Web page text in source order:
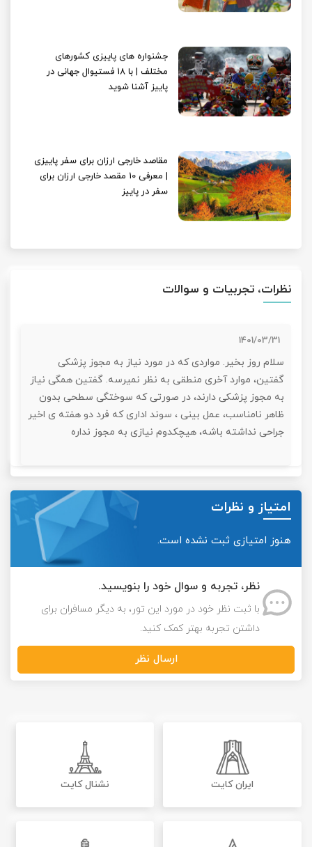
جشنواره های پاییزی کشورهای
مختلف | با 18 فستیوال جهانی در
پاییز آشنا شوید
مقاصد خارجی ارزان برای سفر پاییزی
| معرفی 10 مقصد خارجی ارزان برای
سفر در پاییز
نظرات، تجربیات و سوالات
سلام روز بخیر. مواردی که در مورد نیاز به مجوز پزشکی
گفتین، موارد آخری منطقی به نظر نمیرسه. گفتین همگی نیاز
به مجوز پزشکی دارند، در صورتی که سوختگی سطحی بدون
ظاهر نامناسب، عمل بینی ، سوند اداری که فرد دو هفته ی اخیر
جراحی نداشته باشه، هیچکدوم نیازی به مجوز نداره
امتیاز و نظرات
هنوز امتیازی ثبت نشده است.
نظر، تجربه و سوال خود را بنویسید.
با ثبت نظر خود در مورد این تور، به دیگر مسافران برای
داشتن تجربه بهتر کمک کنید.
ارسال نظر
ایران کایت نشنال کایت